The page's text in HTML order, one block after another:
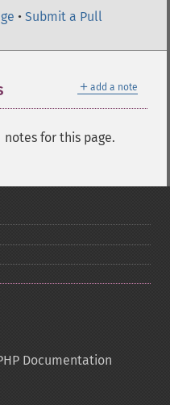
• Submit a Pull
＋ add a note
for this page.
Documentation